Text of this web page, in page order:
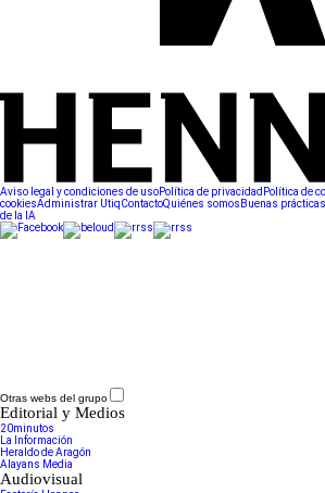
Aviso legal y condiciones de usoPolítica de privacidad Política de
cookiesAdministrar UtiqContactoQuiénes somos Buenas
de la IA
Otras webs del grupo
Editorial y Medios
20minutos
La Información
Heraldo de Aragón
Alayans Media
Audiovisual